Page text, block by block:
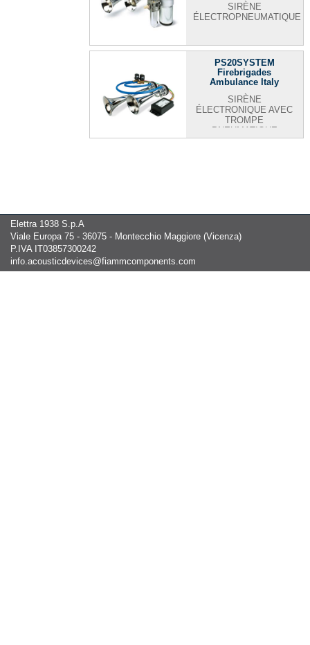
SIRÈNE
ÉLECTROPNEUMATIQUE
PS20SYSTEM
Firebrigades
Ambulance Italy
SIRÈNE
ÉLECTRONIQUE AVEC
TROMPE
PNEUMATIQUE
Elettra 1938 S.p.A
Viale Europa 75 - 36075 - Montecchio Maggiore (Vicenza)
P.IVA IT03857300242
info.acousticdevices@fiammcomponents.com